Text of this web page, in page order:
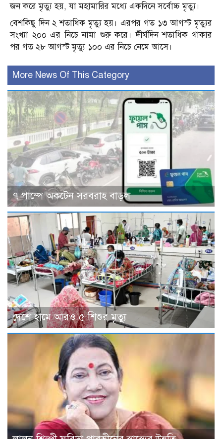
জন করে মৃত্যু হয়, যা মহামারির মধ্যে একদিনে সর্বোচ্চ মৃত্যু।
বেশকিছু দিন ২ শতাধিক মৃত্যু হয়। এরপর গত ১৩ আগস্ট মৃত্যুর
সংখ্যা ২০০ এর নিচে নামা শুরু করে। দীর্ঘদিন শতাধিক থাকার
পর গত ২৮ আগস্ট মৃত্যু ১০০ এর নিচে নেমে আসে।
More News Of This Category
৭ পাম্পে অকটেন সরবরাহ বাড়ল
দেশে হামে আরও ৫ শিশুর মৃত্যু